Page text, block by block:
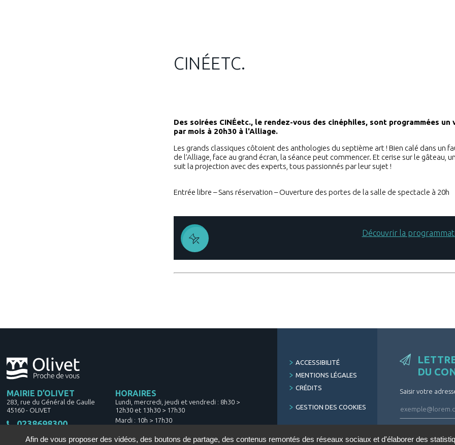
Afin de vous proposer des vidéos, des boutons de partage, des contenus remontés des réseaux sociaux et d'élaborer des
CINÉETC.
Des soirées CINÉetc., le rendez-vous des cinéphiles, sont programmées un
par mois à 20h30 à l'Alliage.
Les grands classiques côtoient des anthologies du septième art ! Bien calé dans un
de l’Alliage, face au grand écran, la séance peut commencer. Et cerise sur le gâteau,
suit la projection avec des experts, tous passionnés par leur sujet !
Entrée libre – Sans réservation – Ouverture des portes de la salle de spectacle à 20h
Découvrir la
MAIRIE D’OLIVET
283, rue du Général de Gaulle
45160 - OLIVET
0238698300
HORAIRES
Lundi, mercredi, jeudi et vendredi : 8h30 >
12h30 et 13h30 > 17h30
Mardi : 10h > 17h30
FOOTER
ACCESSIBILITÉ
MENTIONS LÉGALES
CRÉDITS
GESTION DES COOKIES
DU
Saisir votre
ARCHIVES